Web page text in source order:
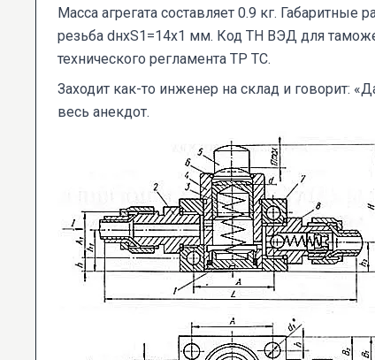
Масса агрегата составляет 0.9 кг.
резьба dнхS1=14х1 мм. Код ТН ВЭД для
технического регламента ТР ТС.
Заходит как-то инженер на склад и говорит:
весь анекдот.